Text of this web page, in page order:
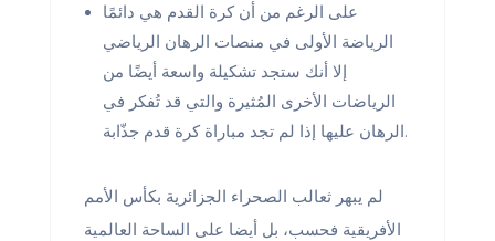
على الرغم من أن كرة القدم هي دائمًا
الرياضة الأولى في منصات الرهان الرياضي
إلا أنك ستجد تشكيلة واسعة أيضًا من
الرياضات الأخرى المُثيرة والتي قد تُفكر في
الرهان عليها إذا لم تجد مباراة كرة قدم جذّابة.
لم يبهر ثعالب الصحراء الجزائرية بكأس الأمم
الأفريقية فحسب، بل أيضا على الساحة العالمية